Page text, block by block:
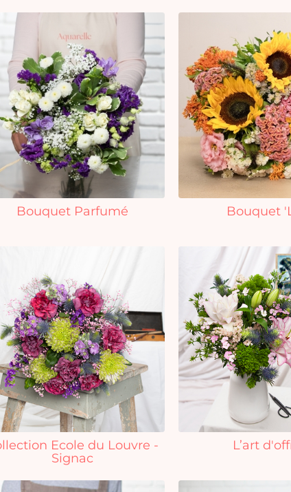
Bouquet Parfumé Bouquet
Ecole du Louvre -
Signac
L’art